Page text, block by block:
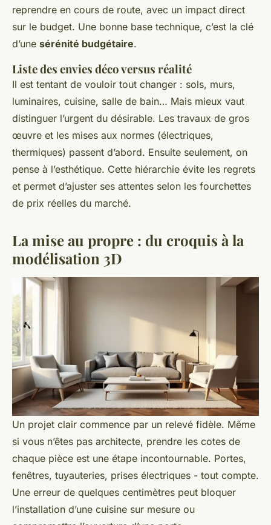
reprendre en cours de route, avec un impact direct
sur le budget. Une bonne base technique, c’est la clé
d’une sérénité budgétaire.
Liste des envies déco versus réalité
Il est tentant de vouloir tout changer : sols, murs,
luminaires, cuisine, salle de bain… Mais mieux vaut
distinguer l’urgent du désirable. Les travaux de gros
œuvre et les mises aux normes (électriques,
thermiques) passent d’abord. Ensuite seulement, on
pense à l’esthétique. Cette hiérarchie évite les regrets
et permet d’ajuster ses attentes selon les fourchettes
de prix réelles du marché.
La mise au propre : du croquis à la
modélisation 3D
Un projet clair commence par un relevé fidèle. Même
si vous n’êtes pas architecte, prendre les cotes de
chaque pièce est une étape incontournable. Portes,
fenêtres, tuyauteries, prises électriques - tout compte.
Une erreur de quelques centimètres peut bloquer
l’installation d’une cuisine sur mesure ou